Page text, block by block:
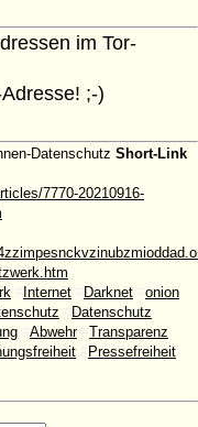
im Tor-
;-)
Datenschutz Short-Link
7770-20210916-
Internet Darknet
onion
Datenschutz
Abwehr
Transparenz
Pressefreiheit